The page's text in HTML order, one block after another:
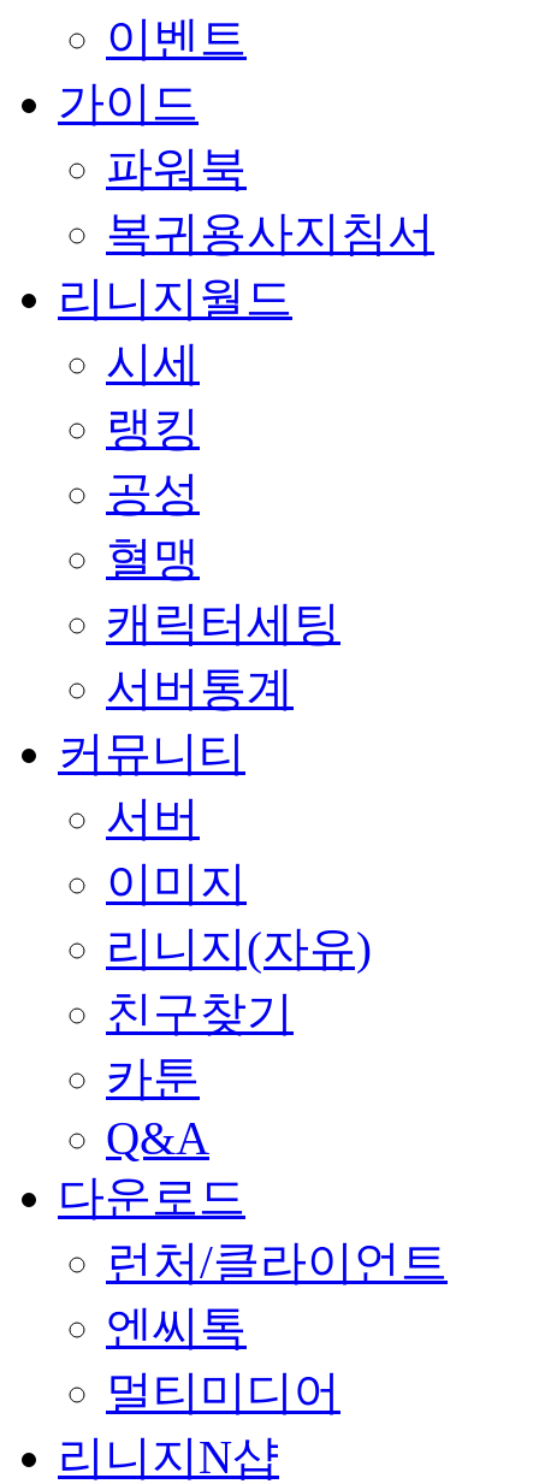
이벤트
가이드
파워북
복귀용사지침서
리니지월드
시세
랭킹
공성
혈맹
캐릭터세팅
서버통계
커뮤니티
서버
이미지
리니지(자유)
친구찾기
카툰
Q&A
다운로드
런처/클라이언트
엔씨톡
멀티미디어
리니지N샵